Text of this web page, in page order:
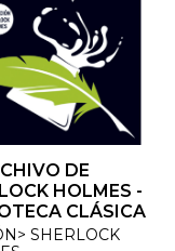
DE
HOLMES -
CLÁSICA
SHERLOCK
DE
HOLMES -
CLÁSICA
SHERLOCK